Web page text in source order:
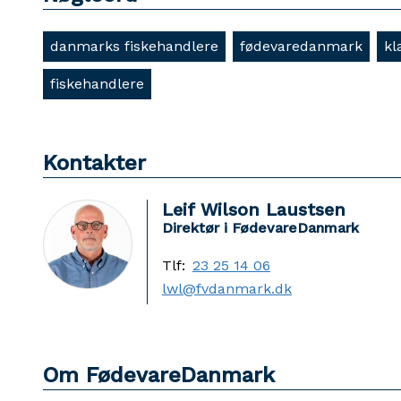
danmarks fiskehandlere fødevaredanmark
fiskehandlere
Kontakter
Leif Wilson Laustsen
Direktør i FødevareDanmark
Tlf: 23 25 14 06
lwl@fvdanmark.dk
Om FødevareDanmark